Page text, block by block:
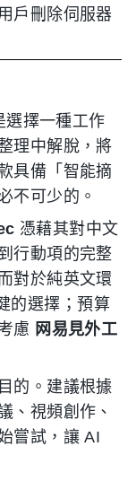
戶刪除伺服器
選擇一種工作
理中解脫，將
具備「智能摘
不可少的。
憑藉其對中文
行動項的完整
對於純英文環
的選擇；預算
慮 网易見外工
的。建議根據
、視頻創作、
嘗試，讓 AI